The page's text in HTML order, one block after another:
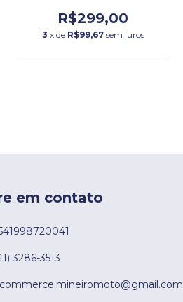
R$299,00
3 x de R$99,67 sem juros
em contato
3286-3513